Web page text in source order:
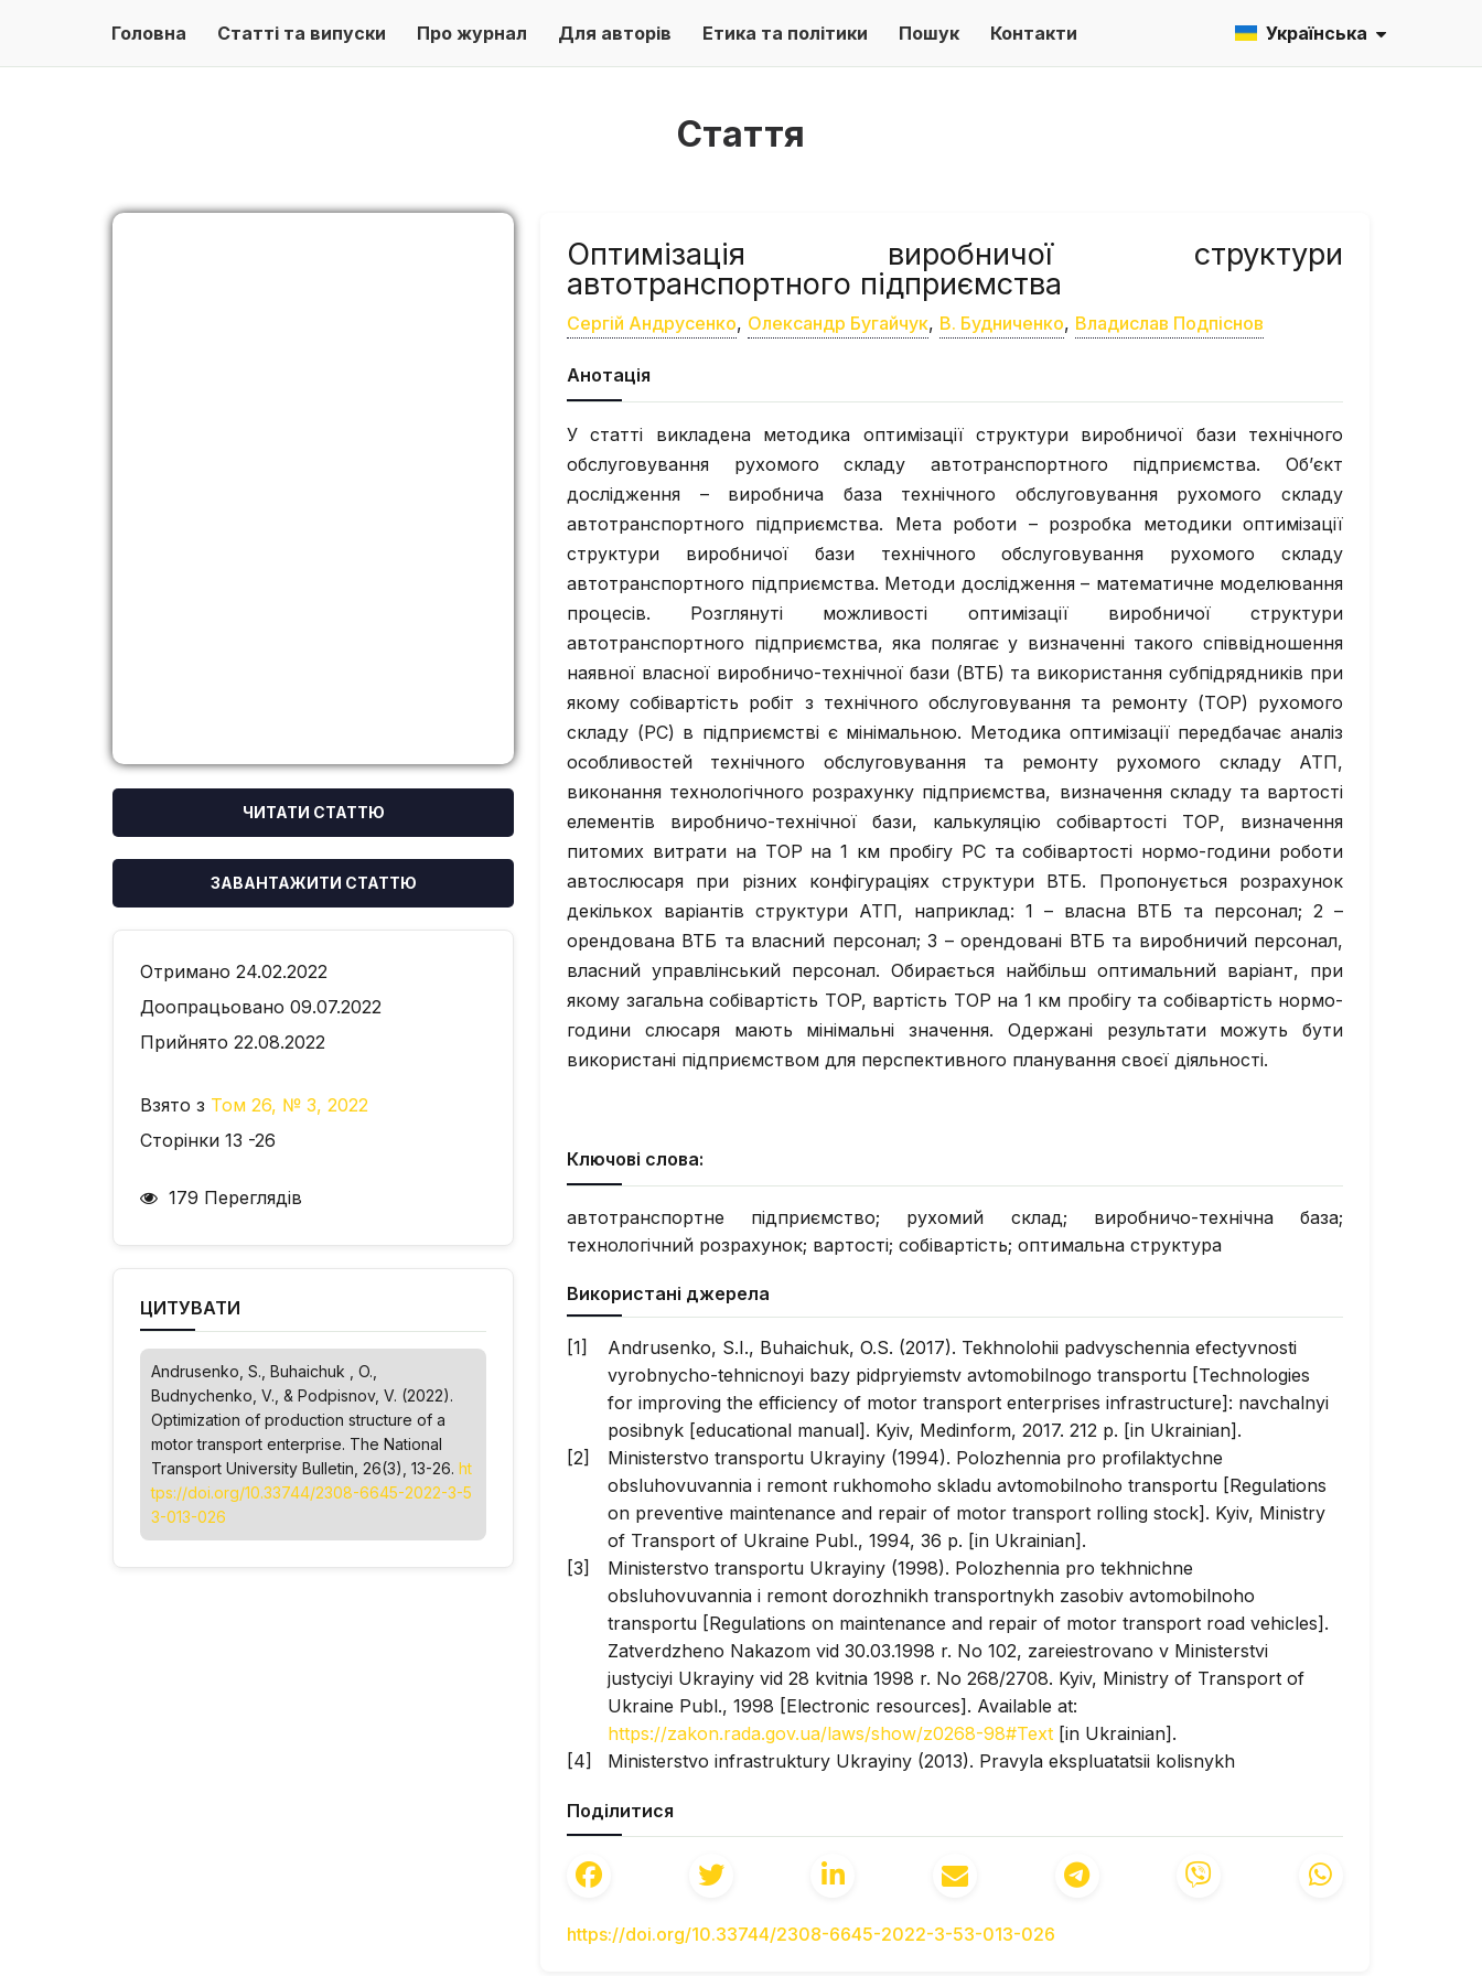
Головна Статті та випуски Про журнал Для авторів Етика та політики Пошук Контакти Українська
Стаття
ЧИТАТИ СТАТТЮ
ЗАВАНТАЖИТИ СТАТТЮ
Отримано 24.02.2022
Доопрацьовано 09.07.2022
Прийнято 22.08.2022
Взято з Том 26, № 3, 2022
Сторінки 13 -26
179 Переглядів
ЦИТУВАТИ
Andrusenko, S., Buhaichuk , O.,
Budnychenko, V., & Podpisnov, V. (2022).
Optimization of production structure of a
motor transport enterprise. The National
Transport University Bulletin , 26(3), 13-26. ht
tps://doi.org/10.33744/2308-6645-2022-3-5
3-013-026
Оптимізація виробничої структури
автотранспортного підприємства
Сергій Андрусенко, Олександр Бугайчук, В. Будниченко, Владислав Подпіснов
Анотація
У статті викладена методика оптимізації структури виробничої бази технічного
обслуговування рухомого складу автотранспортного підприємства. Об’єкт
дослідження – виробнича база технічного обслуговування рухомого складу
автотранспортного підприємства. Мета роботи – розробка методики оптимізації
структури виробничої бази технічного обслуговування рухомого складу
автотранспортного підприємства. Методи дослідження – математичне моделювання
процесів. Розглянуті можливості оптимізації виробничої структури
автотранспортного підприємства, яка полягає у визначенні такого співвідношення
наявної власної виробничо-технічної бази (ВТБ) та використання субпідрядників при
якому собівартість робіт з технічного обслуговування та ремонту (ТОР) рухомого
складу (PC) в підприємстві є мінімальною. Методика оптимізації передбачає аналіз
особливостей технічного обслуговування та ремонту рухомого складу АТП,
виконання технологічного розрахунку підприємства, визначення складу та вартості
елементів виробничо-технічної бази, калькуляцію собівартості ТОР, визначення
питомих витрати на ТОР на 1 км пробігу РС та собівартості нормо-години роботи
автослюсаря при різних конфігураціях структури ВТБ. Пропонується розрахунок
декількох варіантів структури АТП, наприклад: 1 – власна ВТБ та персонал; 2 –
орендована ВТБ та власний персонал; 3 – орендовані ВТБ та виробничий персонал,
власний управлінський персонал. Обирається найбільш оптимальний варіант, при
якому загальна собівартість TOP, вартість ТОР на 1 км пробігу та собівартість нормо-
години слюсаря мають мінімальні значення. Одержані результати можуть бути
використані підприємством для перспективного планування своєї діяльності.
Ключові слова:
автотранспортне підприємство; рухомий склад; виробничо-технічна база;
технологічний розрахунок; вартості; собівартість; оптимальна структура
Використані джерела
Andrusenko, S.I., Buhaichuk, O.S. (2017). Tekhnolohii padvyschennia efectyvnosti
vyrobnycho-tehnicnoyi bazy pidpryiemstv avtomobilnogo transportu [Technologies
for improving the efficiency of motor transport enterprises infrastructure]: navchalnyi
posibnyk [educational manual]. Kyiv, Medinform, 2017. 212 p. [in Ukrainian].
Ministerstvo transportu Ukrayiny (1994). Polozhennia pro profilaktychne
obsluhovuvannia i remont rukhomoho skladu avtomobilnoho transportu [Regulations
on preventive maintenance and repair of motor transport rolling stock]. Kyiv, Ministry
of Transport of Ukraine Publ., 1994, 36 p. [in Ukrainian].
Ministerstvo transportu Ukrayiny (1998). Polozhennia pro tekhnichne
obsluhovuvannia i remont dorozhnikh transportnykh zasobiv avtomobilnoho
transportu [Regulations on maintenance and repair of motor transport road vehicles].
Zatverdzheno Nakazom vid 30.03.1998 r. No 102, zareiestrovano v Ministerstvi
justyciyi Ukrayiny vid 28 kvitnia 1998 r. No 268/2708. Kyiv, Ministry of Transport of
Ukraine Publ., 1998 [Electronic resources]. Available at:
https://zakon.rada.gov.ua/laws/show/z0268-98#Text [in Ukrainian].
Ministerstvo infrastruktury Ukrayiny (2013). Pravyla ekspluatatsii kolisnykh
vid 26.07.2013 r. No 550, zareiestrovano v Ministerstvi justyciyi Ukrayiny vid 22 serpnia
2013 r. No 1453/23985. Kyiv, Ministry of Іnfrastructure of Ukraine Publ., 2013
[Electronic resources]. Available at:
https://zakon.rada.gov.ua/laws/show/z1453-
Kanarchuk, V.Ye., Kurnikov, I.P. (1997). Vyrobnychi systemy na transporti [Production
Поділитися
https://doi.org/10.33744/2308-6645-2022-3-53-013-026